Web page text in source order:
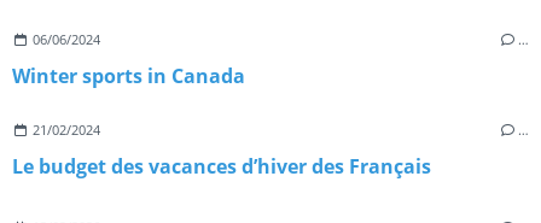
06/06/2024 …
Winter sports in Canada
21/02/2024 …
Le budget des vacances d’hiver des Français